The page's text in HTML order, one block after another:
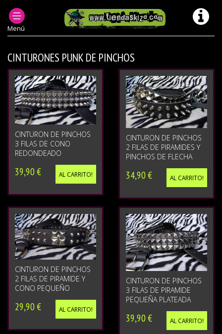
Menú
ACCESORIOS PUNK CINTURONES Y HEBILLAS PUNK
CINTURONES PUNK DE PINCHOS
CINTURON DE PINCHOS
3 FILAS DE CONO
REDONDEADO
39,90 € AL CARRITO!
CINTURON DE PINCHOS
2 FILAS DE PIRAMIDES Y
PINCHOS DE FLECHA
34,90 € AL CARRITO!
CINTURON DE PINCHOS
2 FILAS DE PIRAMIDE Y
CONO PEQUEÑO
29,90 € AL CARRITO!
CINTURON DE PINCHOS
3 FILAS DE PIRAMIDE
PEQUEÑA PLATEADA
39,90 € AL CARRITO!